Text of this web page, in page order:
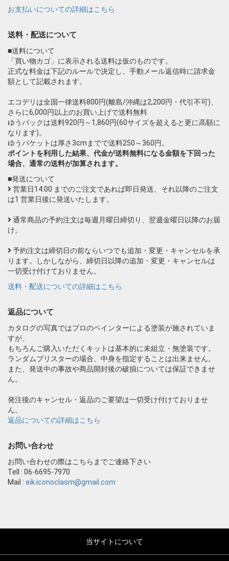
お支払いについての詳細はこちら
送料・配送について
■送料について
「買い物カゴ」に表示される送料は仮のものです。
正式な料金は下記のルールで決定し、手動メール返信時に請求金
額として記載されます。
エコデリは全国一律送料800円(離島/沖縄は2,200円・代引不可)、
さらに6,000円以上のお買い上げで送料無料
ゆうパックは送料920円～1,860円(60サイズを超えると更に高額に
なります)。
ゆうパケットは厚さ3cmまでで送料250～360円。
ポイントを利用した結果、代金が送料無料になる金額を下回った
場合、通常の送料が加算されます。
■発送について
営業日14:00 までのご注文であれば即日発送、それ以降のご注文
は1 営業日後に発送いたします。
通常商品の予約注文は毎週月曜日締切り、翌週金曜日以降のお届
け。
予約注文は締切日の前ならいつでも追加・変更・キャンセルを承
ります。しかしながら、締切日以降の追加・変更・キャンセルは
一切受け付けておりません。
送料・配送についての詳細はこちら
返品について
カタログの写真ではプロのペインターによる塗装が施されていま
すが、
もちろんご購入いただくキットは基本的に未組立・無塗装です。
ランダムブリスターの場合、中身を指定することは出来ません。
また、発送中の事故や商品開封後の破損については保証できませ
ん。
発注後のキャンセル・返品のご要望は一切受け付けておりませ
ん。
返品についての詳細はこちら
お問い合わせ
お問い合わせの際はこちらまでご連絡下さい
Tell : 06-6695-7970
Mail : eik.iconoclasm@gmail.com
当サイトについて